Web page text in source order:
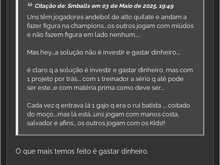
Citação de: Smballs em 03 de Maio de 2025, 19:49
Uns têm jogadores andebol de alto quilate e andam a
fazer figura na champions....os outros jogam com miúdos
e não fazem figura em lado nenhum.....
Mas hey....a solução não é investir e gastar dinheiro....
é claro q a solução é investir e gastar dinheiro, mas com
1 projeto por trás.... com 1 treinador a sério q até pode
ser este...e com matéria prima como deve ser....
Cada vez q entrava lá 1 gajo q era o rui batista .... coitado
do moço....mas lá está...uns jogam com manos costa,
salvador e afins... os outros jogam com os Kids!!
O que mais temos feito é gastar dinheiro.